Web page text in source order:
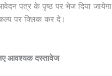
पत्र के पृष्ठ पर भेज दिया जायेगा
पर क्लिक कर दे।
आवश्यक दस्तावेज